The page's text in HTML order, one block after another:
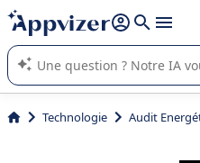
répondre (plusieurs lignes avec
L'IA de Appvizer vous guide
logiciel SaaS en entreprise.
Technologie Audit